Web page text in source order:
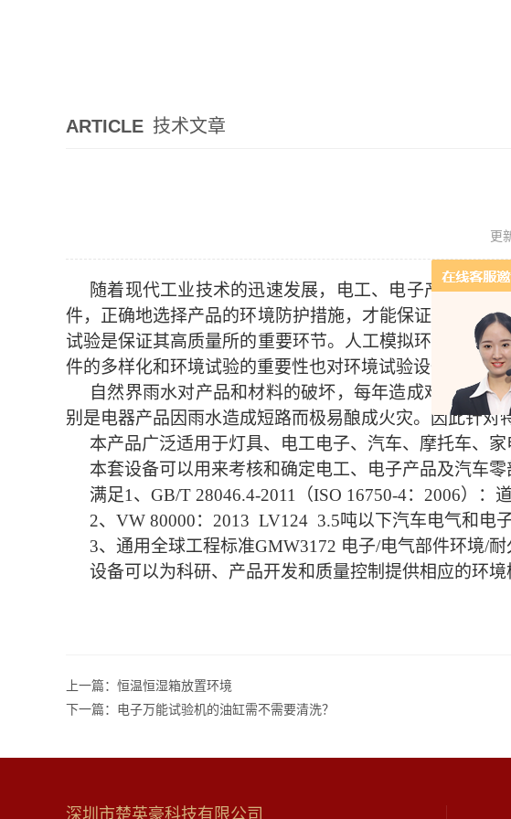
ARTICLE 技术文章
更
随着现代工业技术的迅速发展，电工、电子产品的应
件，正确地选择产品的环境防护措施，才能保证产品在
试验是保证其高质量所的重要环节。人工模拟环境试验
件的多样化和环境试验的重要性也对环境试验设备提出了
自然界雨水对产品和材料的破坏，每年造成难以估计
别是电器产品因雨水造成短路而极易酿成火灾。因此针对
本产品广泛适用于灯具、电工电子、汽车、摩托车、家
本套设备可以用来考核和确定电工、电子产品及汽车
满足1、GB/T 28046.4-2011（ISO 16750-4：2006）
2、VW 80000：2013 LV124 3.5吨以下汽车电气和电
3、通用全球工程标准GMW3172 电子/电气部件环境/耐
设备可以为科研、产品开发和质量控制提供相应的环
上一篇： 恒温恒湿箱放置环境
下一篇： 电子万能试验机的油缸需不需要清洗？
深圳市楚英豪科技有限公司